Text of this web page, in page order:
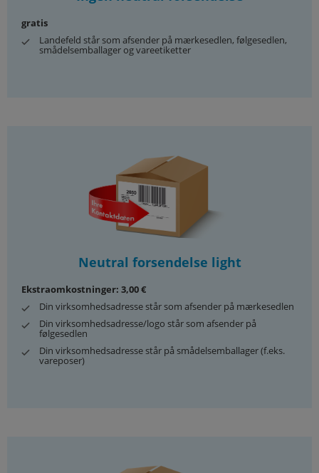
gratis
Landefeld står som afsender på mærkesedlen, følgesedlen,
smådelsemballager og vareetiketter
Neutral forsendelse light
Ekstraomkostninger: 3,00 €
Din virksomhedsadresse står som afsender på mærkesedlen
Din virksomhedsadresse/logo står som afsender på
følgesedlen
Din virksomhedsadresse står på smådelsemballager (f.eks.
vareposer)